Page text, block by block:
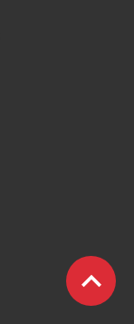
expand_less